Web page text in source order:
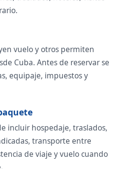
vuelo y otros permiten
Cuba. Antes de reservar se
equipaje, impuestos y
incluir hospedaje, traslados,
transporte entre
de viaje y vuelo cuando